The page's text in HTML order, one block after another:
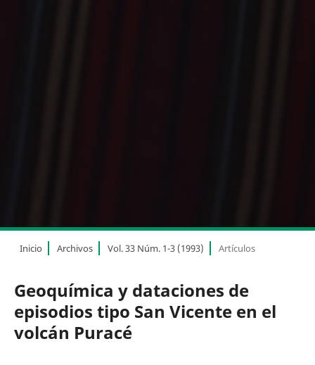
Inicio Archivos Vol. 33 Núm. 1-3 (1993) Artículos
Geoquímica y dataciones de
episodios tipo San Vicente en el
volcán Puracé